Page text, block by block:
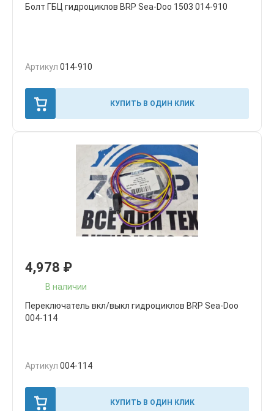
Болт ГБЦ гидроциклов BRP Sea-Doo 1503 014-910
Артикул 014-910
КУПИТЬ В ОДИН КЛИК
4,978 ₽
В наличии
Переключатель вкл/выкл гидроциклов BRP Sea-Doo
004-114
Артикул 004-114
КУПИТЬ В ОДИН КЛИК